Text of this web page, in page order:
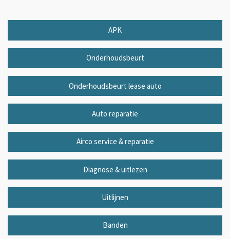
APK
Onderhoudsbeurt
Onderhoudsbeurt lease auto
Auto reparatie
Airco service & reparatie
Diagnose & uitlezen
Uitlijnen
Banden